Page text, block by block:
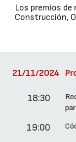
Los premios de
Construcción,
21/11/2024
18:30
19:00